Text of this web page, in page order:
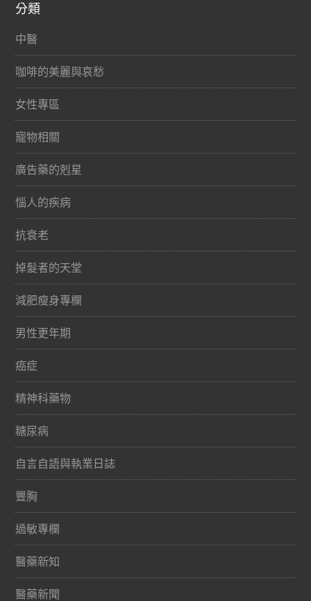
分類
中醫
咖啡的美麗與哀愁
女性專區
寵物相關
廣告藥的剋星
惱人的疾病
抗衰老
掉髮者的天堂
減肥瘦身專欄
男性更年期
癌症
精神科藥物
糖尿病
自言自語與執業日誌
豐胸
過敏專欄
醫藥新知
醫藥新聞